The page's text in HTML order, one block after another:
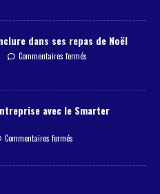
dans ses repas de Noël
Commentaires fermés
avec le Smarter
Commentaires fermés